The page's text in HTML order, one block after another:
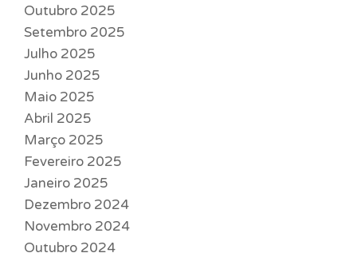
Outubro 2025
Setembro 2025
Julho 2025
Junho 2025
Maio 2025
Abril 2025
Março 2025
Fevereiro 2025
Janeiro 2025
Dezembro 2024
Novembro 2024
Outubro 2024